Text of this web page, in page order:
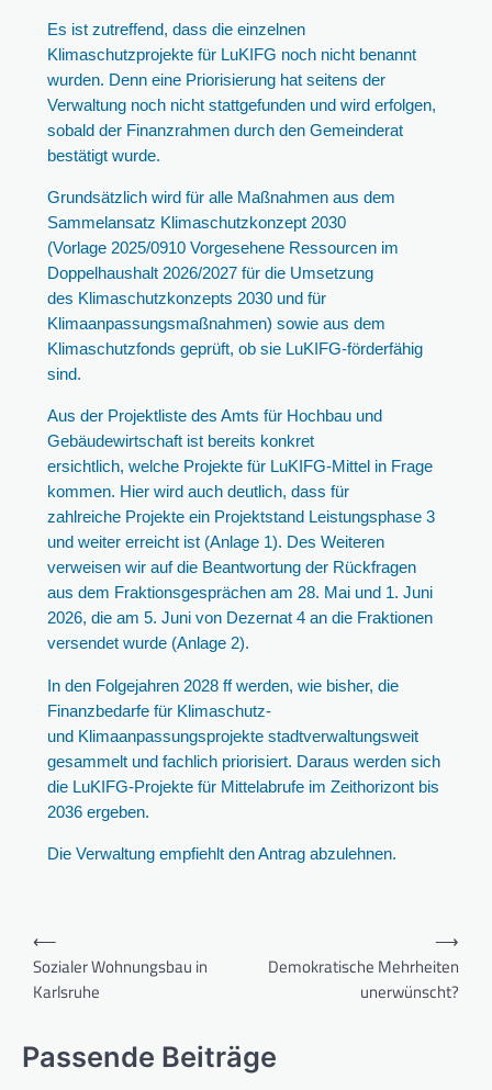
Es ist zutreffend, dass die einzelnen
Klimaschutzprojekte für LuKIFG noch nicht benannt
wurden. Denn eine Priorisierung hat seitens der
Verwaltung noch nicht stattgefunden und wird erfolgen,
sobald der Finanzrahmen durch den Gemeinderat
bestätigt wurde.
Grundsätzlich wird für alle Maßnahmen aus dem
Sammelansatz Klimaschutzkonzept 2030
(Vorlage 2025/0910 Vorgesehene Ressourcen im
Doppelhaushalt 2026/2027 für die Umsetzung
des Klimaschutzkonzepts 2030 und für
Klimaanpassungsmaßnahmen) sowie aus dem
Klimaschutzfonds geprüft, ob sie LuKIFG-förderfähig
sind.
Aus der Projektliste des Amts für Hochbau und
Gebäudewirtschaft ist bereits konkret
ersichtlich, welche Projekte für LuKIFG-Mittel in Frage
kommen. Hier wird auch deutlich, dass für
zahlreiche Projekte ein Projektstand Leistungsphase 3
und weiter erreicht ist (Anlage 1). Des Weiteren
verweisen wir auf die Beantwortung der Rückfragen
aus dem Fraktionsgesprächen am 28. Mai und 1. Juni
2026, die am 5. Juni von Dezernat 4 an die Fraktionen
versendet wurde (Anlage 2).
In den Folgejahren 2028 ff werden, wie bisher, die
Finanzbedarfe für Klimaschutz-
und Klimaanpassungsprojekte stadtverwaltungsweit
gesammelt und fachlich priorisiert. Daraus werden sich
die LuKIFG-Projekte für Mittelabrufe im Zeithorizont bis
2036 ergeben.
Die Verwaltung empfiehlt den Antrag abzulehnen.
⟵
Sozialer Wohnungsbau in
Karlsruhe
Demokratische Mehrheiten
unerwünscht?
⟶
Passende Beiträge